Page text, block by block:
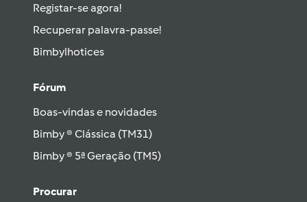
Registar-se agora!
Recuperar palavra-passe!
Bimbylhotices
Fórum
Boas-vindas e novidades
Bimby ® Clássica (TM31)
Bimby ® 5ª Geração (TM5)
Procurar